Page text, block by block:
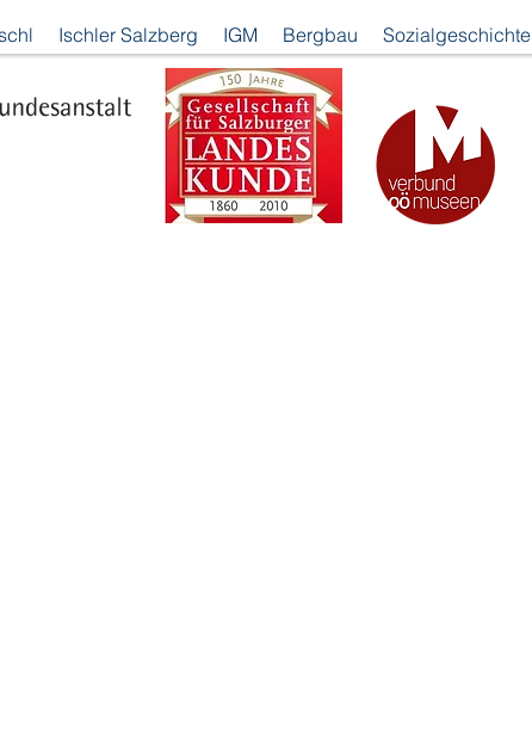
Ischler Salzberg IGM Bergbau Sozialgeschichte